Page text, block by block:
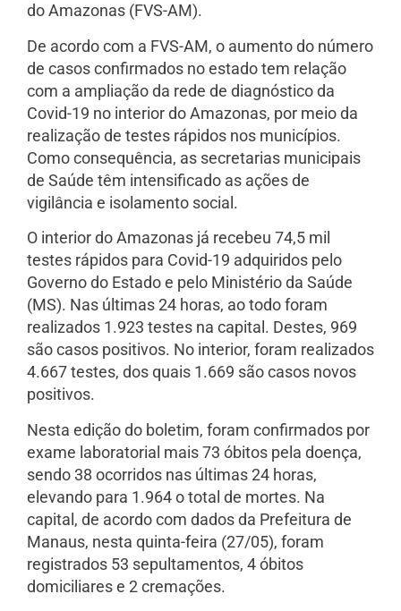
do Amazonas (FVS-AM).
De acordo com a FVS-AM, o aumento do número
de casos confirmados no estado tem relação
com a ampliação da rede de diagnóstico da
Covid-19 no interior do Amazonas, por meio da
realização de testes rápidos nos municípios.
Como consequência, as secretarias municipais
de Saúde têm intensificado as ações de
vigilância e isolamento social.
O interior do Amazonas já recebeu 74,5 mil
testes rápidos para Covid-19 adquiridos pelo
Governo do Estado e pelo Ministério da Saúde
(MS). Nas últimas 24 horas, ao todo foram
realizados 1.923 testes na capital. Destes, 969
são casos positivos. No interior, foram realizados
4.667 testes, dos quais 1.669 são casos novos
positivos.
Nesta edição do boletim, foram confirmados por
exame laboratorial mais 73 óbitos pela doença,
sendo 38 ocorridos nas últimas 24 horas,
elevando para 1.964 o total de mortes. Na
capital, de acordo com dados da Prefeitura de
Manaus, nesta quinta-feira (27/05), foram
registrados 53 sepultamentos, 4 óbitos
domiciliares e 2 cremações.